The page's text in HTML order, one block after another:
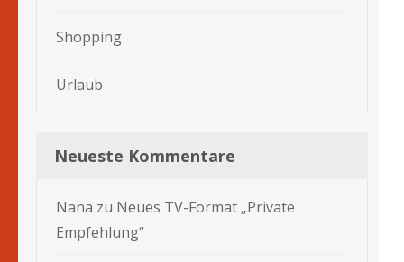
Shopping
Urlaub
Neueste Kommentare
Nana zu Neues TV-Format „Private
Empfehlung“